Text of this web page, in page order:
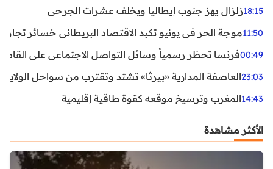
18:15زلزال يهز جنوب إيطاليا ويخلف عشرات الجرحى
11:50موجة الحر في يونيو تكبد الاقتصاد البريطاني خسائر تجاوزت 1.5 مليار
00:49فرنسا تحظر رسمياً وسائل التواصل الاجتماعي على القاصرين
23:03العاصفة المدارية «بيرثا» تشتد وتقترب من سواحل
14:43المغرب وترسيخ موقعه كقوة طاقية إقليمية
الأكثر مشاهدة